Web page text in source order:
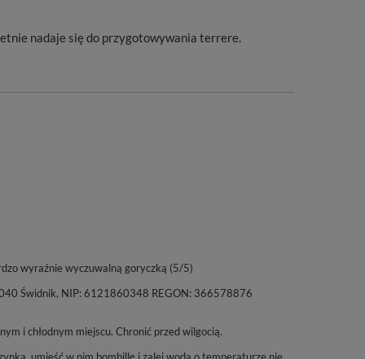
nadaje się do przygotowywania terrere.
wyraźnie wyczuwalną goryczką (5/5)
Świdnik, NIP: 6121860348 REGON: 366578876
i chłodnym miejscu. Chronić przed wilgocią.